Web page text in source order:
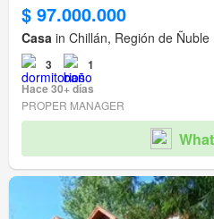
$ 97.000.000
Casa in Chillán, Región de Ñuble
3
1
Hace 30+ días
PROPER MANAGER